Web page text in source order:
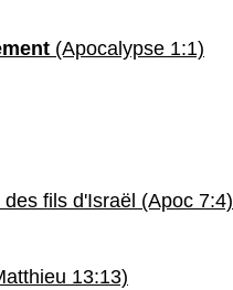
(Apocalypse 1:1)
fils d'Israël (Apoc 7:4)
13:13)